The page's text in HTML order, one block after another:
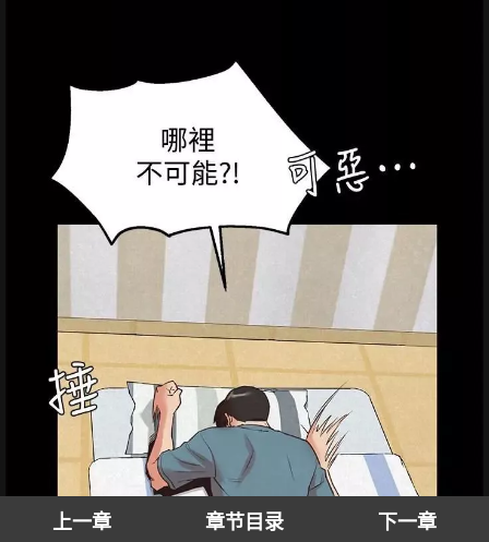
上一章 章节目录 下一章